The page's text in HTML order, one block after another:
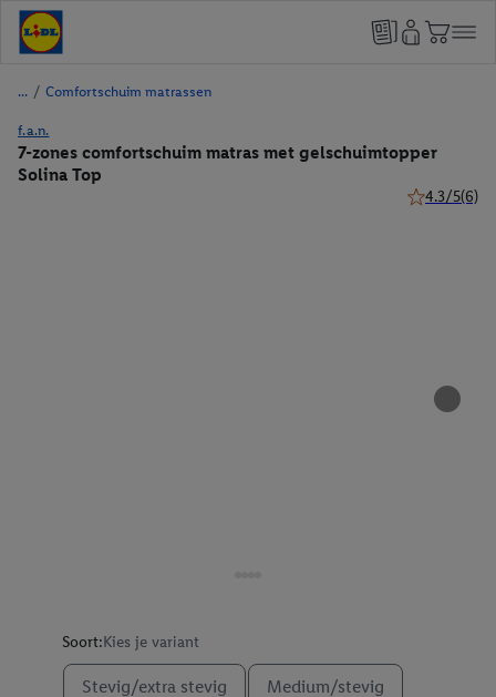
/ Comfortschuim matrassen
f.a.n.
7-zones comfortschuim matras met gelschuimtopper
Solina Top
4.3/5(6)
Soort:Kies je variant
Stevig/extra stevig Medium/stevig